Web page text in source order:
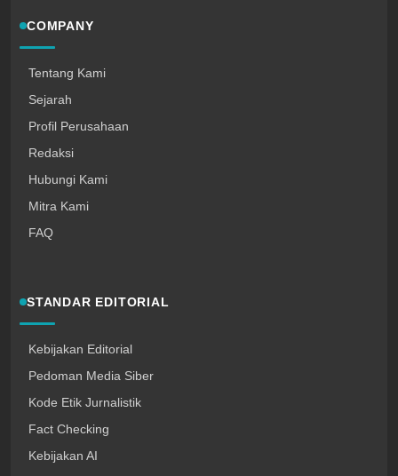
COMPANY
Tentang Kami
Sejarah
Profil Perusahaan
Redaksi
Hubungi Kami
Mitra Kami
FAQ
STANDAR EDITORIAL
Kebijakan Editorial
Pedoman Media Siber
Kode Etik Jurnalistik
Fact Checking
Kebijakan AI